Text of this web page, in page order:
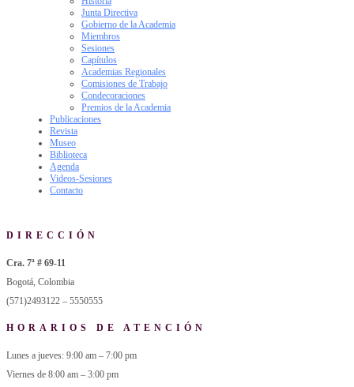
Junta Directiva
Gobierno de la Academia
Miembros
Sesiones
Capítulos
Academias Regionales
Comisiones de Trabajo
Condecoraciones
Premios de la Academia
Publicaciones
Revista
Museo
Biblioteca
Agenda
Videos-Sesiones
Contacto
DIRECCIÓN
Cra. 7ª # 69-11
Bogotá, Colombia
(571)2493122 – 5550555
HORARIOS DE ATENCIÓN
Lunes a jueves: 9:00 am – 7:00 pm
Viernes de 8:00 am – 3:00 pm